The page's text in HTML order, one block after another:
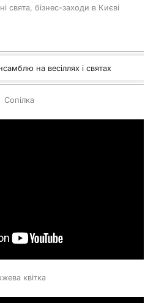
свята, бізнес-заходи в Києві
на весіллях і святах
Сопілка
квітка